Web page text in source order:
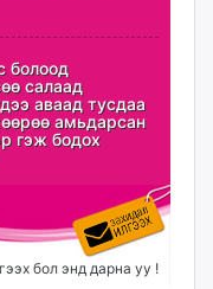
С.Амарсайхан:
хөрөнгийг
сайн
зориулах
хэд хэдэн эрх
авна
олдож байгаа
л авч байна. Үнэ
хангамж дээр
болоод
салаад
аваад тусдаа
амьдарсан
гэж бодох
бол энд дарна уу !